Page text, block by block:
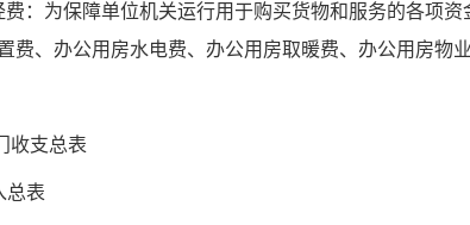
费：为保障单位机关运行用于购买货物和服务的各项
费、办公用房水电费、办公用房取暖费、办公用房物
收支总表
总表